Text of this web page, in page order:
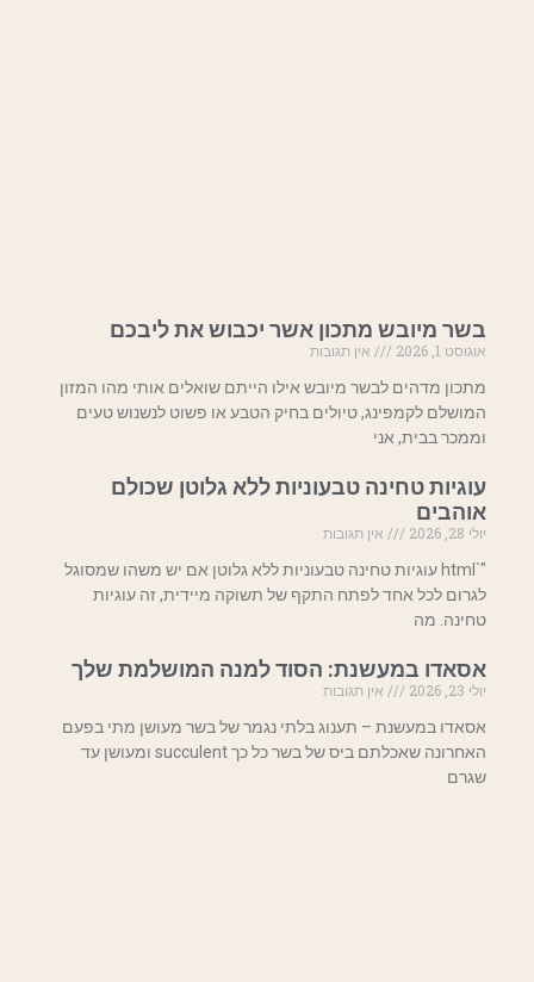
בשר מיובש מתכון אשר יכבוש את ליבכם
אוגוסט 1, 2026
אין תגובות
מתכון מדהים לבשר מיובש אילו הייתם שואלים אותי מהו המזון
המושלם לקמפינג, טיולים בחיק הטבע או פשוט לנשנוש טעים
וממכר בבית, אני
עוגיות טחינה טבעוניות ללא גלוטן שכולם
אוהבים
יולי 28, 2026
אין תגובות
"`html עוגיות טחינה טבעוניות ללא גלוטן אם יש משהו שמסוגל
לגרום לכל אחד לפתח התקף של תשוקה מיידית, זה עוגיות
טחינה. מה
אסאדו במעשנת: הסוד למנה המושלמת שלך
יולי 23, 2026
אין תגובות
אסאדו במעשנת – תענוג בלתי נגמר של בשר מעושן מתי בפעם
האחרונה שאכלתם ביס של בשר כל כך succulent ומעושן עד
שגרם